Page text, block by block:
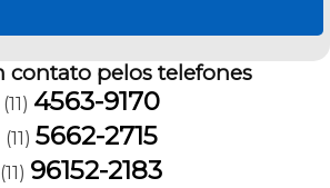
contato pelos telefones
(11) 4563-9170
(11) 5662-2715
(11) 96152-2183